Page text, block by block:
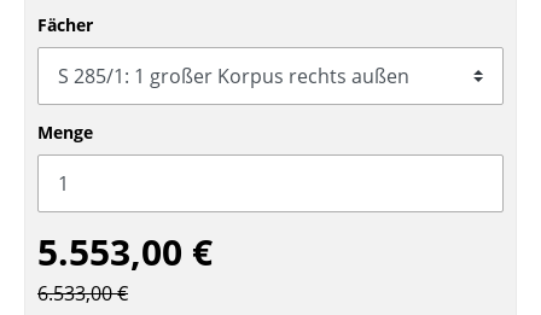
Konferenzstühle
Bürosessel
Einzelteile
... alle Sitzmöbel
Tische
Esstische
Fächer
Menge
5.553,00 €
6.533,00 €